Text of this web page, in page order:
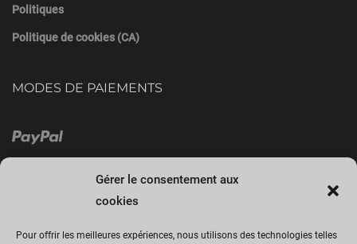
Gérer le consentement aux
cookies
Pour offrir les meilleures expériences, nous utilisons des technologies telles
Politiques
Politique de cookies (CA)
MODES DE PAIEMENTS